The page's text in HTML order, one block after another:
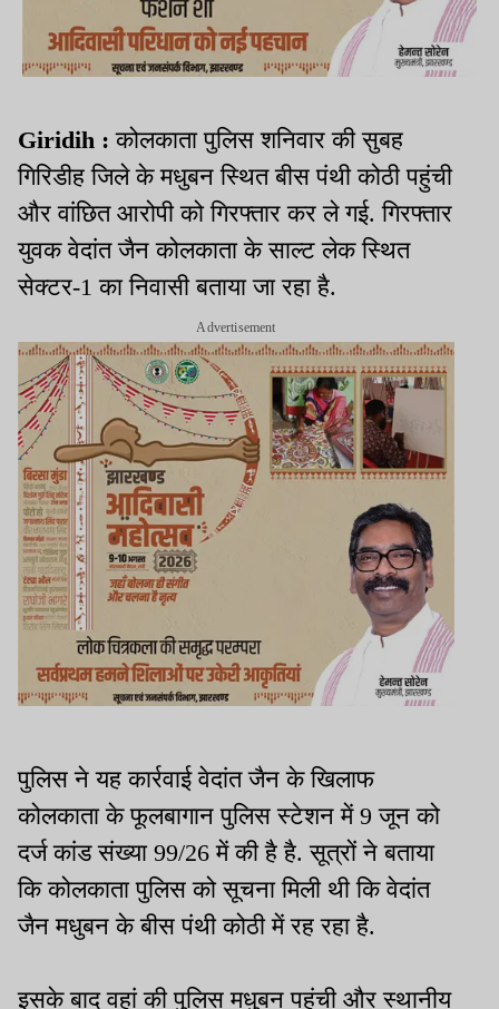
Giridih :कोलकाता पुलिस शनिवार की सुबह
गिरिडीह जिले के मधुबन स्थित बीस पंथी कोठी पहुंची
और वांछित आरोपी को गिरफ्तार कर ले गई. गिरफ्तार
युवक वेदांत जैन कोलकाता के साल्ट लेक स्थित
सेक्टर-1 का निवासी बताया जा रहा है.
Advertisement
पुलिस ने यह कार्रवाई वेदांत जैन के खिलाफ
कोलकाता के फूलबागान पुलिस स्टेशन में 9 जून को
दर्ज कांड संख्या 99/26 में की है है. सूत्रों ने बताया
कि कोलकाता पुलिस को सूचना मिली थी कि वेदांत
जैन मधुबन के बीस पंथी कोठी में रह रहा है.
इसके बाद वहां की पुलिस मधुबन पहुंची और स्थानीय